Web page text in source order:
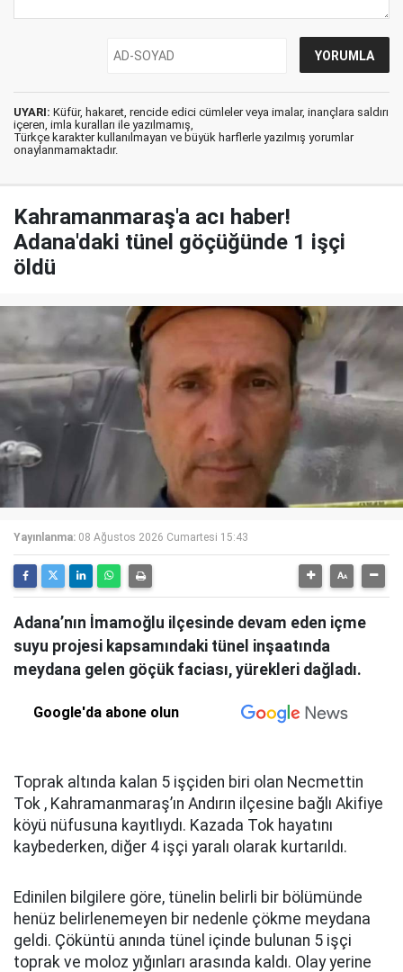
UYARI: Küfür, hakaret, rencide edici cümleler veya imalar, inançlara saldırı
içeren, imla kuralları ile yazılmamış,
Türkçe karakter kullanılmayan ve büyük harflerle yazılmış yorumlar
onaylanmamaktadır.
Kahramanmaraş'a acı haber!
Adana'daki tünel göçüğünde 1 işçi
öldü
Yayınlanma: 08 Ağustos 2026 Cumartesi 15:43
Adana’nın İmamoğlu ilçesinde devam eden içme
suyu projesi kapsamındaki tünel inşaatında
meydana gelen göçük faciası, yürekleri dağladı.
Google'da abone olun
Toprak altında kalan 5 işçiden biri olan Necmettin
Tok , Kahramanmaraş’ın Andırın ilçesine bağlı Akifiye
köyü nüfusuna kayıtlıydı. Kazada Tok hayatını
kaybederken, diğer 4 işçi yaralı olarak kurtarıldı.
Edinilen bilgilere göre, tünelin belirli bir bölümünde
henüz belirlenemeyen bir nedenle çökme meydana
geldi. Çöküntü anında tünel içinde bulunan 5 işçi
toprak ve moloz yığınları arasında kaldı. Olay yerine